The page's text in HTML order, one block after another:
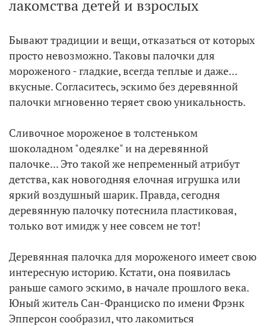
лакомства детей и взрослых
Бывают традиции и вещи, отказаться от которых
просто невозможно. Таковы палочки для
мороженого - гладкие, всегда теплые и даже...
вкусные. Согласитесь, эскимо без деревянной
палочки мгновенно теряет свою уникальность.
Сливочное мороженое в толстеньком
шоколадном "одеялке" и на деревянной
палочке... Это такой же непременный атрибут
детства, как новогодняя елочная игрушка или
яркий воздушный шарик. Правда, сегодня
деревянную палочку потеснила пластиковая,
только вот имидж у нее совсем не тот!
Деревянная палочка для мороженого имеет свою
интересную историю. Кстати, она появилась
раньше самого эскимо, в начале прошлого века.
Юный житель Сан-Франциско по имени Фрэнк
Эпперсон сообразил, что лакомиться